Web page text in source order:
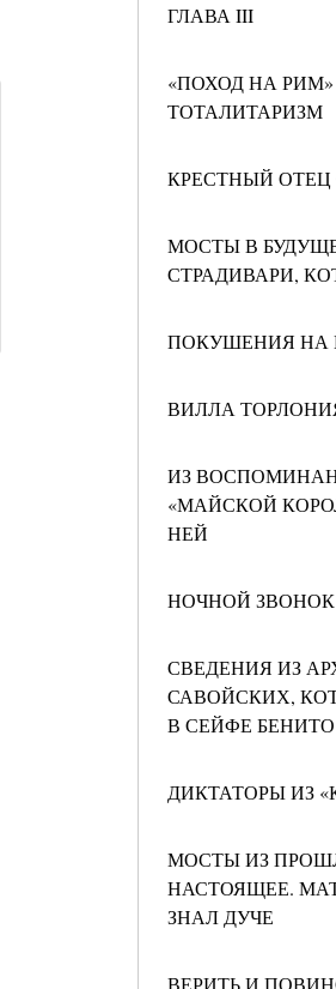
ГЛАВА III
«ПОХОД НА
ТОТАЛИТАРИЗМ
КРЕСТНЫЙ
МОСТЫ В
СТРАДИВАРИ,
ПОКУШЕНИЯ НА
ВИЛЛА
ИЗ
«МАЙСКОЙ
НЕЙ
НОЧНОЙ ЗВОНОК
СВЕДЕНИЯ ИЗ
САВОЙСКИХ,
В СЕЙФЕ
ДИКТАТОРЫ ИЗ
МОСТЫ ИЗ
НАСТОЯЩЕЕ.
ЗНАЛ ДУЧЕ
ВЕРИТЬ И